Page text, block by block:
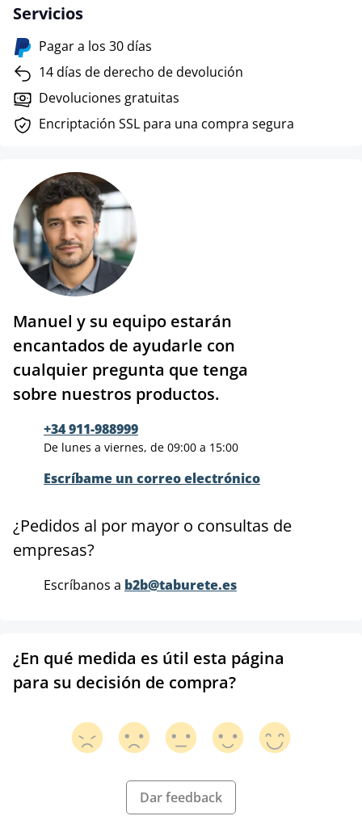
Servicios
Pagar a los 30 días
14 días de derecho de devolución
Devoluciones gratuitas
Encriptación SSL para una compra segura
Manuel y su equipo estarán
encantados de ayudarle con
cualquier pregunta que tenga
sobre nuestros productos.
+34 911-988999
De lunes a viernes, de 09:00 a 15:00
Escríbame un correo electrónico
¿Pedidos al por mayor o consultas de
empresas?
Escríbanos a b2b@taburete.es
¿En qué medida es útil esta página
para su decisión de compra?
Dar feedback